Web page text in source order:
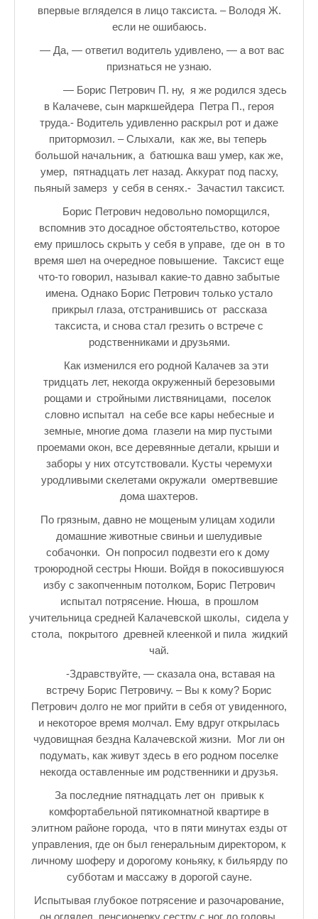
впервые вгляделся в лицо таксиста. – Володя Ж.
если не ошибаюсь.
— Да, — ответил водитель удивлено, — а вот вас
признаться не узнаю.
— Борис Петрович П. ну, я же родился здесь
в Калачеве, сын маркшейдера Петра П., героя
труда.- Водитель удивленно раскрыл рот и даже
притормозил. – Слыхали, как же, вы теперь
большой начальник, а батюшка ваш умер, как же,
умер, пятнадцать лет назад. Аккурат под пасху,
пьяный замерз у себя в сенях.- Зачастил таксист.
Борис Петрович недовольно поморщился,
вспомнив это досадное обстоятельство, которое
ему пришлось скрыть у себя в управе, где он в то
время шел на очередное повышение. Таксист еще
что-то говорил, называл какие-то давно забытые
имена. Однако Борис Петрович только устало
прикрыл глаза, отстранившись от рассказа
таксиста, и снова стал грезить о встрече с
родственниками и друзьями.
Как изменился его родной Калачев за эти
тридцать лет, некогда окруженный березовыми
рощами и стройными листвяницами, поселок
словно испытал на себе все кары небесные и
земные, многие дома глазели на мир пустыми
проемами окон, все деревянные детали, крыши и
заборы у них отсутствовали. Кусты черемухи
уродливыми скелетами окружали омертвевшие
дома шахтеров.
По грязным, давно не мощеным улицам ходили
домашние животные свиньи и шелудивые
собачонки. Он попросил подвезти его к дому
троюродной сестры Нюши. Войдя в покосившуюся
избу с закопченным потолком, Борис Петрович
испытал потрясение. Нюша, в прошлом
учительница средней Калачевской школы, сидела у
стола, покрытого древней клеенкой и пила жидкий
чай.
-Здравствуйте, — сказала она, вставая на
встречу Борис Петровичу. – Вы к кому? Борис
Петрович долго не мог прийти в себя от увиденного,
и некоторое время молчал. Ему вдруг открылась
чудовищная бездна Калачевской жизни. Мог ли он
подумать, как живут здесь в его родном поселке
некогда оставленные им родственники и друзья.
За последние пятнадцать лет он привык к
комфортабельной пятикомнатной квартире в
элитном районе города, что в пяти минутах езды от
управления, где он был генеральным директором, к
личному шоферу и дорогому коньяку, к бильярду по
субботам и массажу в дорогой сауне.
Испытывая глубокое потрясение и разочарование,
он оглядел пенсионерку сестру с ног до головы,